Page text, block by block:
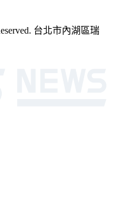
台北市內湖區瑞